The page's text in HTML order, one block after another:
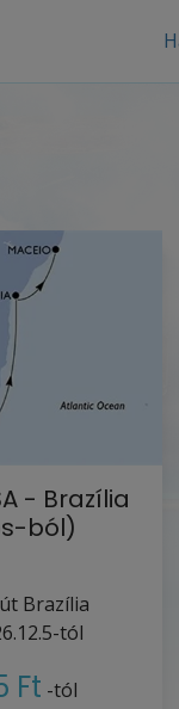
- Brazília
ból)
Brazília
tól
Ft -tól